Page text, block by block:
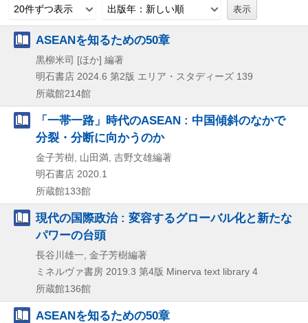
20件ずつ表示 出版年：新しい順
ASEANを知るための50章
黒柳米司 [ほか] 編著
明石書店 2024.6 第2版 エリア・スタディーズ 139
所蔵館214館
「一帯一路」時代のASEAN : 中国傾斜のなかで
分裂・分断に向かうのか
金子芳樹, 山田満, 吉野文雄編著
明石書店 2020.1
所蔵館133館
現代の国際政治 : 変容するグローバル化と新たな
パワーの台頭
長谷川雄一, 金子芳樹編著
ミネルヴァ書房 2019.3 第4版 Minerva text library 4
所蔵館136館
ASEANを知るための50章